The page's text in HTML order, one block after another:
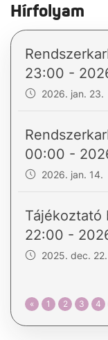
Hírfolyam
23:00 -
2026. jan. 23.
00:00 -
2026. jan. 14.
Tájékoztató
22:00 -
2025. dec. 22.
« 1 2 3 4